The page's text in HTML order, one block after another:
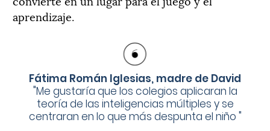
aprendizaje.
Fátima Román Iglesias, madre de David
"Me gustaría que los colegios aplicaran la
teoría de las inteligencias múltiples y se
centraran en lo que más despunta el niño "